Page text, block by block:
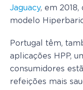
Jaguacy, em
modelo
Portugal têm,
aplicações HPP,
consumidores
refeições mais